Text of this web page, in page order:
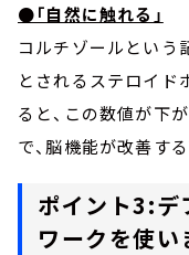
●「自然に触れる」
コルチゾールという
とされるステロイド
ると、この数値が下
で、脳機能が改善す
ポイント3:デ
ワークを使い